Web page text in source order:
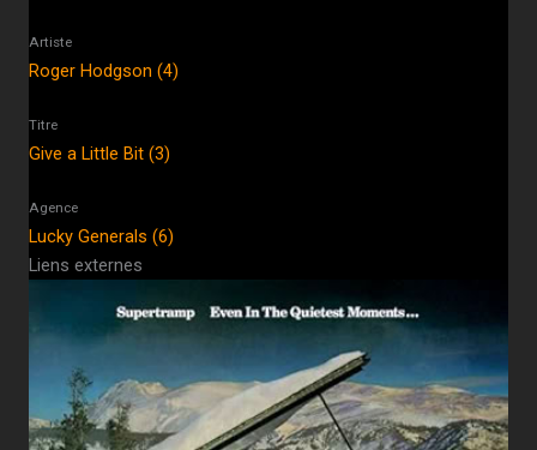
Artiste
Roger Hodgson (4)
Titre
Give a Little Bit (3)
Agence
Lucky Generals (6)
Liens externes